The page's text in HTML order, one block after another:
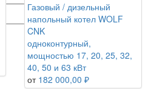
Газовый / дизельный
напольный котел WOLF
CNK
одноконтурный,
мощностью 17, 20, 25, 32,
40, 50 и 63 кВт
от 182 000,00 ₽